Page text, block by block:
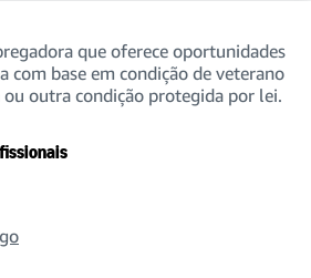
que oferece oportunidades
com base em condição de veterano
outra condição protegida por lei.